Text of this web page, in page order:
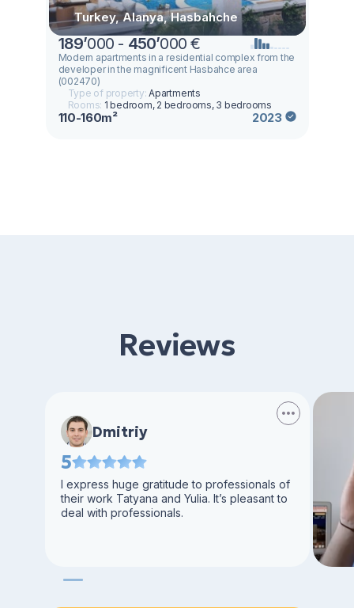
Turkey, Alanya, Hasbahche
189’000 - 450’000 €
Modern apartments in a residential complex from the
developer in the magnificent Hasbahce area
(002470)
Type of property:Apartments
Rooms: 1 bedroom, 2 bedrooms, 3 bedrooms
110-160m² 2023
Reviews
Dmitriy
5
I express huge gratitude to professionals of
their work Tatyana and Yulia. It’s pleasant to
deal with professionals.